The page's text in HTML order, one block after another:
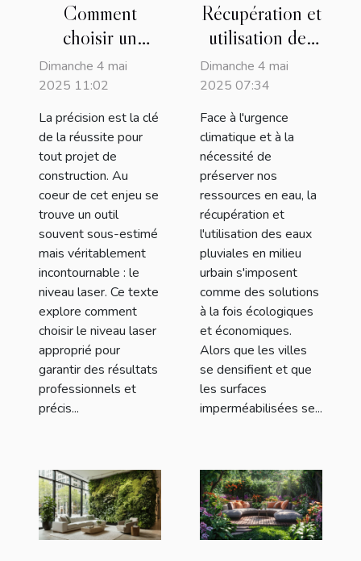
Comment
choisir un
niveau laser
pour vos projets
de construction
Dimanche 4 mai
2025 11:02
La précision est la clé
de la réussite pour
tout projet de
construction. Au
coeur de cet enjeu se
trouve un outil
souvent sous-estimé
mais véritablement
incontournable : le
niveau laser. Ce texte
explore comment
choisir le niveau laser
approprié pour
garantir des résultats
professionnels et
précis...
Récupération et
utilisation des
eaux pluviales
en milieu urbain
solutions
pratiques et
législation
Dimanche 4 mai
2025 07:34
Face à l'urgence
climatique et à la
nécessité de
préserver nos
ressources en eau, la
récupération et
l'utilisation des eaux
pluviales en milieu
urbain s'imposent
comme des solutions
à la fois écologiques
et économiques.
Alors que les villes
se densifient et que
les surfaces
imperméabilisées se...